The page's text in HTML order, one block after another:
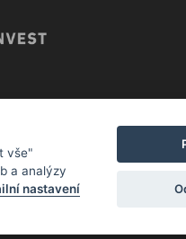
vše"
a analýzy
nastavení